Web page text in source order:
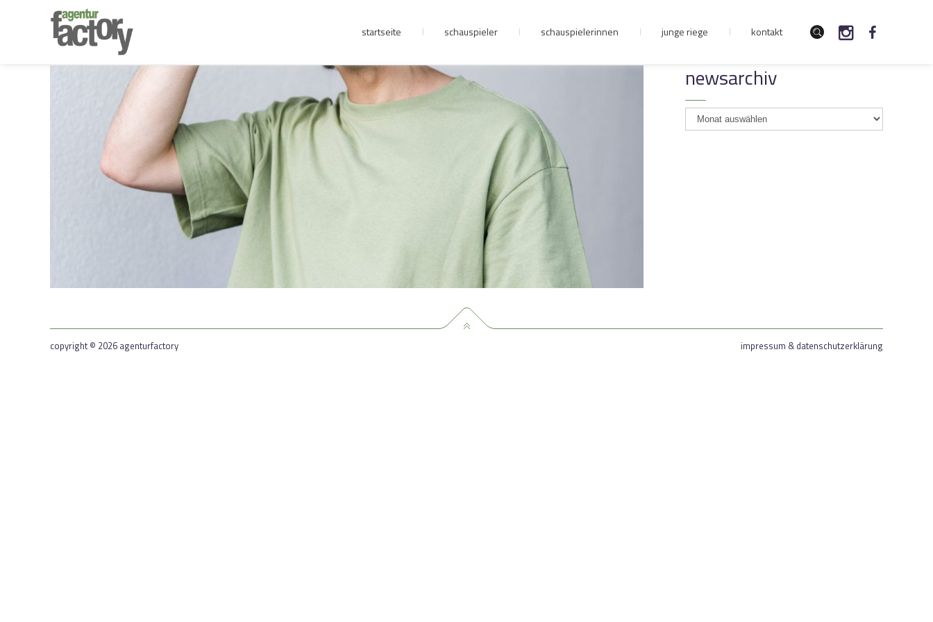
junge riege
kontakt
startseite schauspieler schauspielerinnen junge riege kontakt
newsarchiv
newsarchiv
copyright © 2026 agenturfactory impressum & datenschutzerklärung